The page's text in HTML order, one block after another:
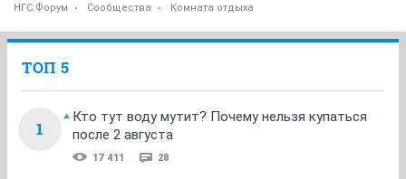
НГС.Форум Сообщества Комната отдыха
ТОП 5
1
Кто тут воду мутит? Почему нельзя купаться
после 2 августа
17 411 28